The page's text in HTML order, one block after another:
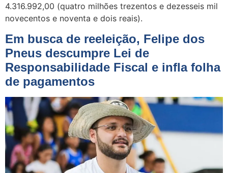
4.316.992,00 (quatro milhões trezentos e dezesseis mil
novecentos e noventa e dois reais).
Em busca de reeleição, Felipe dos
Pneus descumpre Lei de
Responsabilidade Fiscal e infla folha
de pagamentos